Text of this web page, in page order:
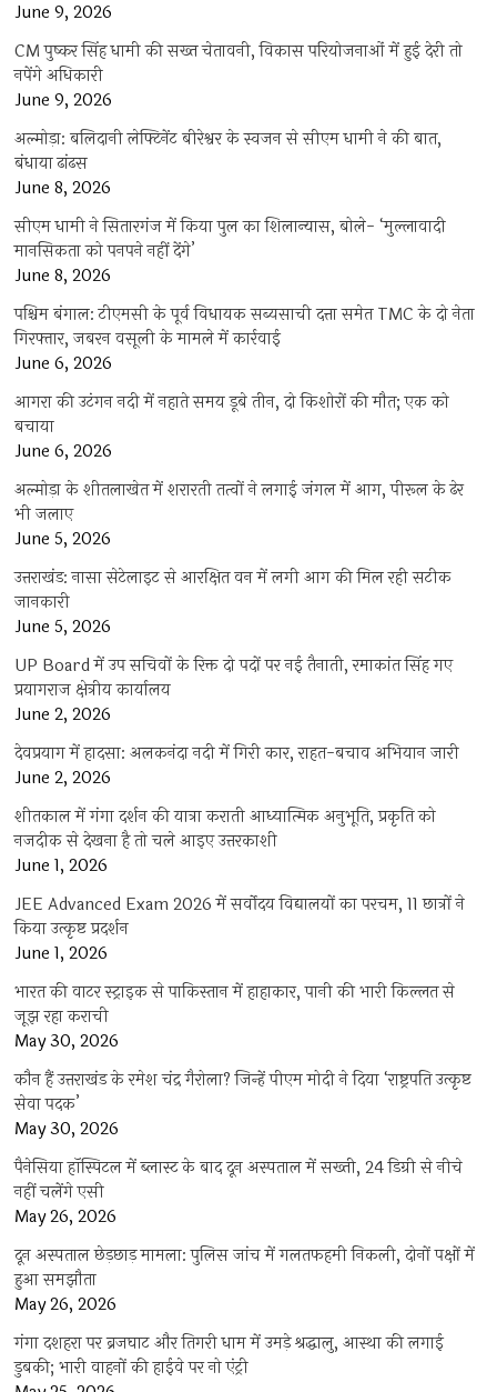
June 9, 2026
CM पुष्कर सिंह धामी की सख्त चेतावनी, विकास परियोजनाओं में हुई देरी तो
नपेंगे अधिकारी
June 9, 2026
अल्मोड़ा: बलिदानी लेफ्टिनेंट बीरेश्वर के स्वजन से सीएम धामी ने की बात,
बंधाया ढांढस
June 8, 2026
सीएम धामी ने सितारगंज में किया पुल का शिलान्यास, बोले- ‘मुल्लावादी
मानसिकता को पनपने नहीं देंगे’
June 8, 2026
पश्चिम बंगाल: टीएमसी के पूर्व विधायक सब्यसाची दत्ता समेत TMC के दो नेता
गिरफ्तार, जबरन वसूली के मामले में कार्रवाई
June 6, 2026
आगरा की उटंगन नदी में नहाते समय डूबे तीन, दो किशोरों की मौत; एक को
बचाया
June 6, 2026
अल्मोड़ा के शीतलाखेत में शरारती तत्वों ने लगाई जंगल में आग, पीरूल के ढेर
भी जलाए
June 5, 2026
उत्तराखंड: नासा सेटेलाइट से आरक्षित वन में लगी आग की मिल रही सटीक
जानकारी
June 5, 2026
UP Board में उप सचिवों के रिक्त दो पदों पर नई तैनाती, रमाकांत सिंह गए
प्रयागराज क्षेत्रीय कार्यालय
June 2, 2026
देवप्रयाग में हादसा: अलकनंदा नदी में गिरी कार, राहत-बचाव अभियान जारी
June 2, 2026
शीतकाल में गंगा दर्शन की यात्रा कराती आध्यात्मिक अनुभूति, प्रकृति को
नजदीक से देखना है तो चले आइए उत्तरकाशी
June 1, 2026
JEE Advanced Exam 2026 में सर्वोदय विद्यालयों का परचम, 11 छात्रों ने
किया उत्कृष्ट प्रदर्शन
June 1, 2026
भारत की वाटर स्ट्राइक से पाकिस्तान में हाहाकार, पानी की भारी किल्लत से
जूझ रहा कराची
May 30, 2026
कौन हैं उत्तराखंड के रमेश चंद्र गैरोला? जिन्हें पीएम मोदी ने दिया ‘राष्ट्रपति उत्कृष्ट
सेवा पदक’
May 30, 2026
पैनेसिया हॉस्पिटल में ब्लास्ट के बाद दून अस्पताल में सख्ती, 24 डिग्री से नीचे
नहीं चलेंगे एसी
May 26, 2026
दून अस्पताल छेड़छाड़ मामला: पुलिस जांच में गलतफहमी निकली, दोनों पक्षों में
हुआ समझौता
May 26, 2026
गंगा दशहरा पर ब्रजघाट और तिगरी धाम में उमड़े श्रद्धालु, आस्था की लगाई
डुबकी; भारी वाहनों की हाईवे पर नो एंट्री